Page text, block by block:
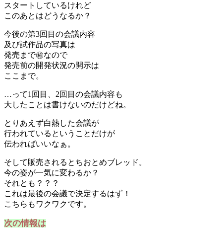
スタートしているけれど
このあとはどうなるか？
今後の第3回目の会議内容
及び試作品の写真は
発売まで㊙︎なので
発売前の開発状況の開示は
ここまで。
…って1回目、2回目の会議内容も
大したことは書けないのだけどね。
とりあえず白熱した会議が
行われているということだけが
伝わればいいなぁ。
そして販売されるとちおとめブレッド。
今の姿が一気に変わるか？
それとも？？？
これは最後の会議で決定するはず！
こちらもワクワクです。
次の情報は